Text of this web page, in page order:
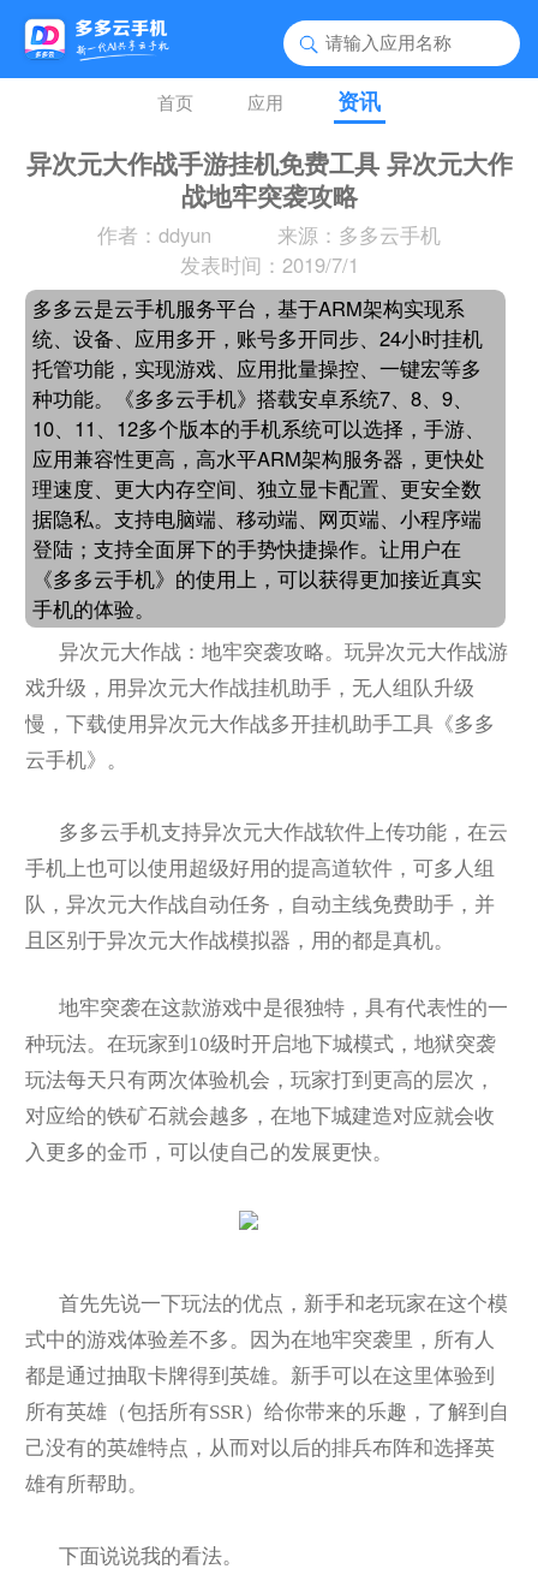
首页 应用 资讯
异次元大作战手游挂机免费工具 异次元大作
战地牢突袭攻略
作者：ddyun
来源：多多云手机
发表时间：2019/7/1
多多云是云手机服务平台，基于ARM架构实现系
统、设备、应用多开，账号多开同步、24小时挂机
托管功能，实现游戏、应用批量操控、一键宏等多
种功能。《多多云手机》搭载安卓系统7、8、9、
10、11、12多个版本的手机系统可以选择，手游、
应用兼容性更高，高水平ARM架构服务器，更快处
理速度、更大内存空间、独立显卡配置、更安全数
据隐私。支持电脑端、移动端、网页端、小程序端
登陆；支持全面屏下的手势快捷操作。让用户在
《多多云手机》的使用上，可以获得更加接近真实
手机的体验。
异次元大作战：地牢突袭攻略。玩异次元大作战游
戏升级，用异次元大作战挂机助手，无人组队升级
慢，下载使用异次元大作战多开挂机助手工具《多多
云手机》。
多多云手机支持异次元大作战软件上传功能，在云
手机上也可以使用超级好用的提高道软件，可多人组
队，异次元大作战自动任务，自动主线免费助手，并
且区别于异次元大作战模拟器，用的都是真机。
地牢突袭在这款游戏中是很独特，具有代表性的一
种玩法。在玩家到10级时开启地下城模式，地狱突袭
玩法每天只有两次体验机会，玩家打到更高的层次，
对应给的铁矿石就会越多，在地下城建造对应就会收
入更多的金币，可以使自己的发展更快。
首先先说一下玩法的优点，新手和老玩家在这个模
式中的游戏体验差不多。因为在地牢突袭里，所有人
都是通过抽取卡牌得到英雄。新手可以在这里体验到
所有英雄（包括所有SSR）给你带来的乐趣，了解到自
己没有的英雄特点，从而对以后的排兵布阵和选择英
雄有所帮助。
下面说说我的看法。